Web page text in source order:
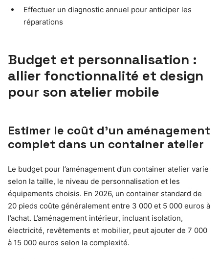
Effectuer un diagnostic annuel pour anticiper les
réparations
Budget et personnalisation :
allier fonctionnalité et design
pour son atelier mobile
Estimer le coût d’un aménagement
complet dans un container atelier
Le budget pour l’aménagement d’un container atelier varie
selon la taille, le niveau de personnalisation et les
équipements choisis. En 2026, un container standard de
20 pieds coûte généralement entre 3 000 et 5 000 euros à
l’achat. L’aménagement intérieur, incluant isolation,
électricité, revêtements et mobilier, peut ajouter de 7 000
à 15 000 euros selon la complexité.